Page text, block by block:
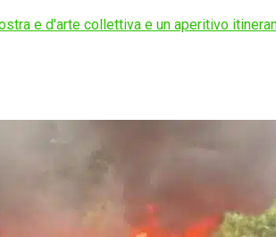
e d'arte collettiva e un aperitivo